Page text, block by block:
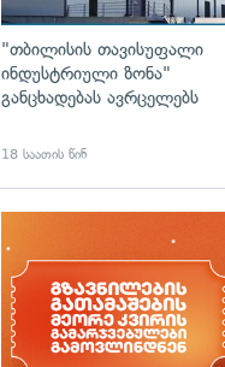
"თბილისის თავისუფალი
ინდუსტრიული ზონა"
განცხადებას ავრცელებს
18 საათის წინ